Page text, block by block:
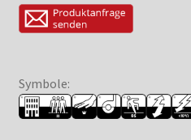
Symbole: